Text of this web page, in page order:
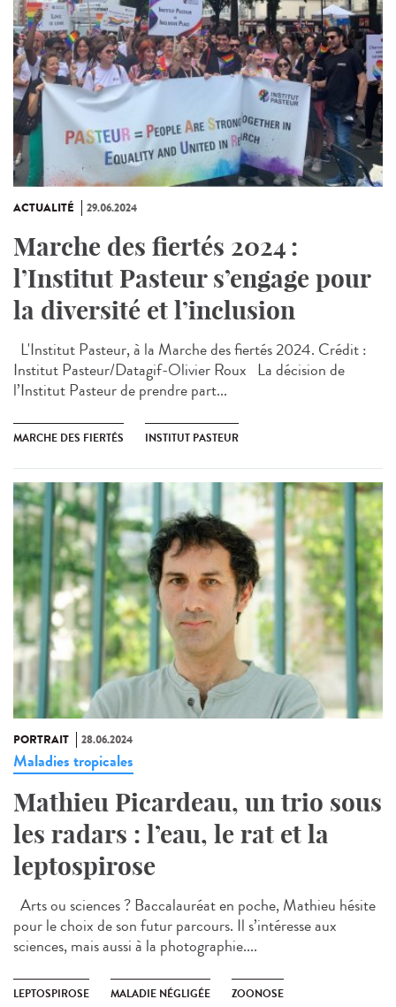
ACTUALITÉ 29.06.2024
Marche des fiertés 2024 :
l’Institut Pasteur s’engage pour
la diversité et l’inclusion
L'Institut Pasteur, à la Marche des fiertés 2024. Crédit :
Institut Pasteur/Datagif-Olivier Roux La décision de
l’Institut Pasteur de prendre part...
MARCHE DES FIERTÉS INSTITUT PASTEUR
PORTRAIT 28.06.2024
Maladies tropicales
Mathieu Picardeau, un trio sous
les radars : l’eau, le rat et la
leptospirose
Arts ou sciences ? Baccalauréat en poche, Mathieu hésite
pour le choix de son futur parcours. Il s’intéresse aux
sciences, mais aussi à la photographie....
LEPTOSPIROSE MALADIE NÉGLIGÉE ZOONOSE